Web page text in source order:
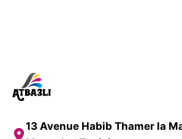
13 Avenue Habib Thamer la